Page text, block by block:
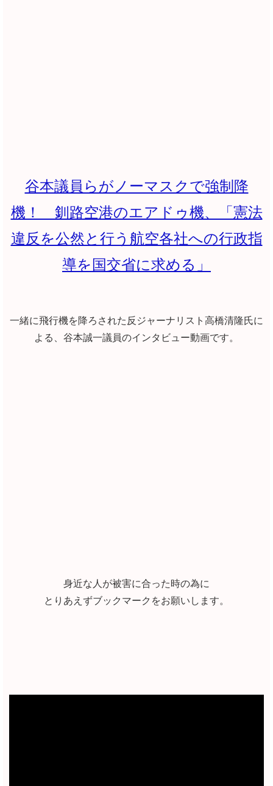
谷本議員らがノーマスクで強制降
機！ 釧路空港のエアドゥ機、「憲法
違反を公然と行う航空各社への行政指
導を国交省に求める」
一緒に飛行機を降ろされた反ジャーナリスト高橋清隆氏に
よる、谷本誠一議員のインタビュー動画です。
身近な人が被害に合った時の為に
とりあえずブックマークをお願いします。